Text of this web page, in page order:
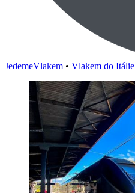
JedemeVlakem • Vlakem do Itálie